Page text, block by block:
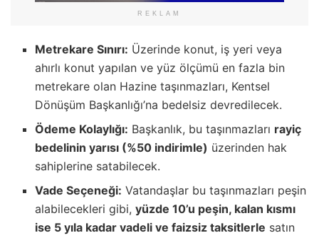
REKLAM
Metrekare Sınırı: Üzerinde konut, iş yeri veya
ahırlı konut yapılan ve yüz ölçümü en fazla bin
metrekare olan Hazine taşınmazları, Kentsel
Dönüşüm Başkanlığı’na bedelsiz devredilecek.
Ödeme Kolaylığı: Başkanlık, bu taşınmazları rayiç
bedelinin yarısı (%50 indirimle) üzerinden hak
sahiplerine satabilecek.
Vade Seçeneği: Vatandaşlar bu taşınmazları peşin
alabilecekleri gibi,yüzde 10’u peşin, kalan kısmı
ise 5 yıla kadar vadeli ve faizsiz taksitlerle satın